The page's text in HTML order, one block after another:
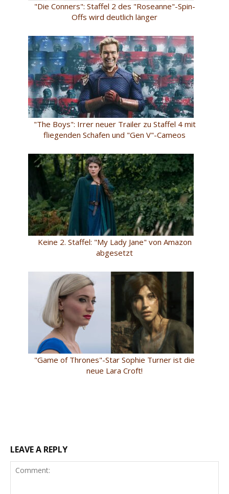
"Die Conners": Staffel 2 des "Roseanne"-Spin-
Offs wird deutlich länger
"The Boys": Irrer neuer Trailer zu Staffel 4 mit
fliegenden Schafen und "Gen V"-Cameos
Keine 2. Staffel: "My Lady Jane" von Amazon
abgesetzt
"Game of Thrones"-Star Sophie Turner ist die
neue Lara Croft!
LEAVE A REPLY